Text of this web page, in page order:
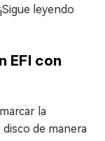
leyendo
EFI con
la
de manera